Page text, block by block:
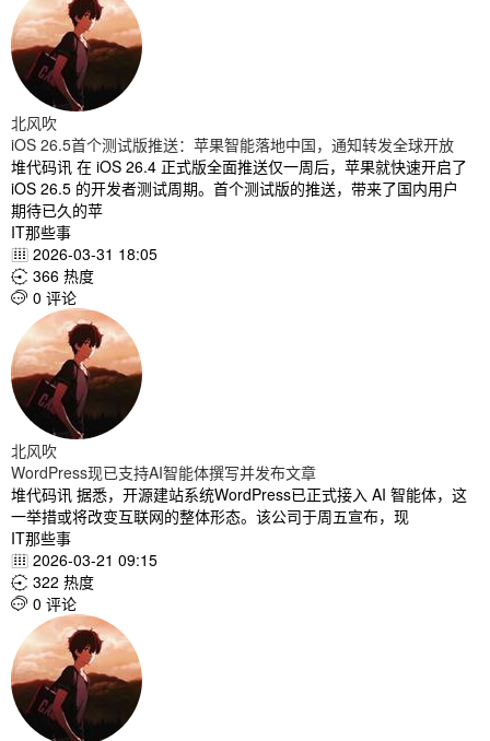
北风吹
iOS 26.5首个测试版推送：苹果智能落地中国，通知转发全球开放
堆代码讯 在 iOS 26.4 正式版全面推送仅一周后，苹果就快速开启了
iOS 26.5 的开发者测试周期。首个测试版的推送，带来了国内用户
期待已久的苹
IT那些事
 2026-03-31 18:05
 366 热度
 0 评论
北风吹
WordPress现已支持AI智能体撰写并发布文章
堆代码讯 据悉，开源建站系统WordPress已正式接入 AI 智能体，这
一举措或将改变互联网的整体形态。该公司于周五宣布，现
IT那些事
 2026-03-21 09:15
 322 热度
 0 评论